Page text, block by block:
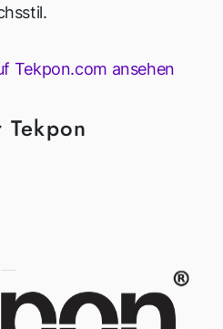
Tekpon.com ansehen
Tekpon